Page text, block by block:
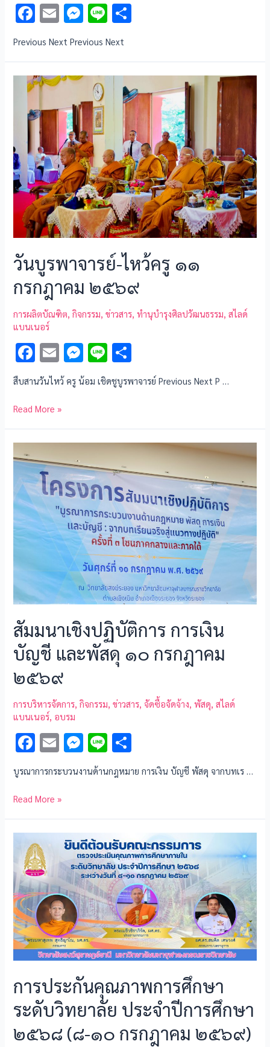
F
ac
e
b
o
o
k
E
m
ai
l
M
es
se
n
g
er
Li
n
e
e
Previous Next Previous Next
วันบูรพาจารย์-ไหว้ครู ๑๑
กรกฎาคม ๒๕๖๙
การผลิตบัณฑิต ,กิจกรรม ,ข่าวสาร ,ทำนุบำรุงศิลปวัฒนธรรม ,สไลด์
แบนเนอร์
F
ac
e
b
o
o
k
E
m
ai
l
M
es
se
g
er
Li
e ar
สืบสานวันไหว้ ครู น้อม เชิดชูบูรพาจารย์ Previous Next P …
Read More »
สัมมนาเชิงปฏิบัติการ การเงิน
บัญชี และพัสดุ ๑๐ กรกฎาคม
๒๕๖๙
การบริหารจัดการ,กิจกรรม,ข่าวสาร,จัดซื้อจัดจ้าง,พัสดุ,สไลด์
แบนเนอร์, อบรม
F
e
b
o
o
k
E
ai
l
M
es
se
g
er
Li
e ar
บูรณาการกระบวนงานด้านกฎหมาย การเงิน บัญชี พัสดุ จากบทเร …
Read More »
การประกันคุณภาพการศึกษา
ระดับวิทยาลัย ประจำปีการศึกษา
๒๕๖๘ (๘-๑๐ กรกฎาคม ๒๕๖๙)